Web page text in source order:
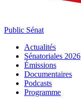
Public Sénat
Actualités
Sénatoriales 2026
Émissions
Documentaires
Podcasts
Programme